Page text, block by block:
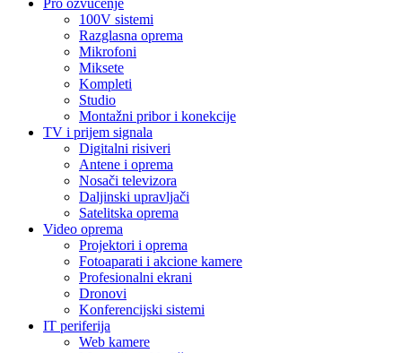
100V sistemi
Razglasna oprema
Mikrofoni
Miksete
Kompleti
Studio
Montažni pribor i konekcije
TV i prijem signala
Digitalni risiveri
Antene i oprema
Nosači televizora
Daljinski upravljači
Satelitska oprema
Video oprema
Projektori i oprema
Fotoaparati i akcione kamere
Profesionalni ekrani
Dronovi
Konferencijski sistemi
IT periferija
Web kamere